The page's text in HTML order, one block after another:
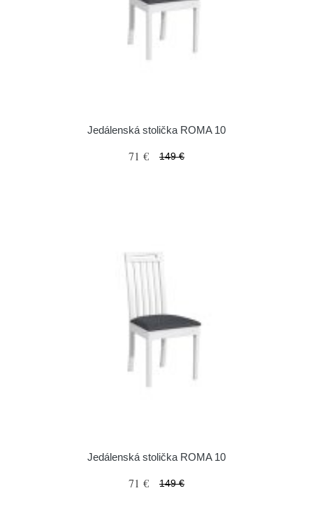
Jedálenská stolička ROMA 10
71 € 149 €
Jedálenská stolička ROMA 10
71 € 149 €